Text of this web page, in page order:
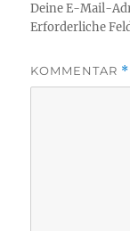
Deine E-Mail-
Erforderliche
KOMMENTAR *